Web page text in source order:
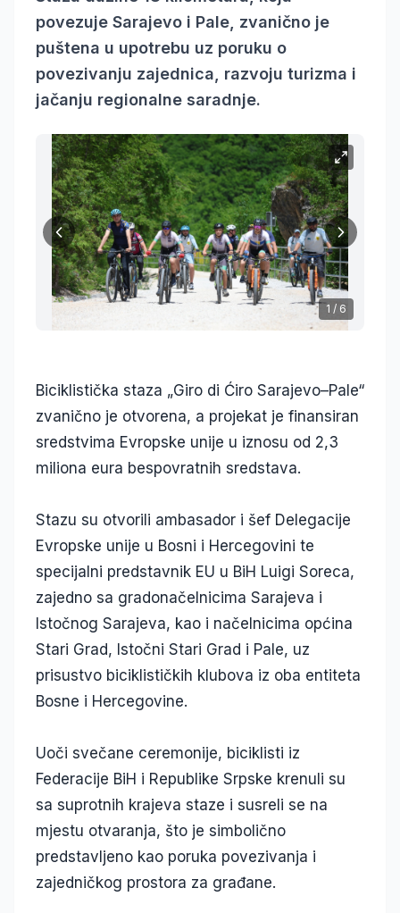
povezuje Sarajevo i Pale, zvanično je
puštena u upotrebu uz poruku o
povezivanju zajednica, razvoju turizma i
jačanju regionalne saradnje.
1 / 6
Biciklistička staza „Giro di Ćiro Sarajevo–Pale“
zvanično je otvorena, a projekat je finansiran
sredstvima Evropske unije u iznosu od 2,3
miliona eura bespovratnih sredstava.
Stazu su otvorili ambasador i šef Delegacije
Evropske unije u Bosni i Hercegovini te
specijalni predstavnik EU u BiH Luigi Soreca,
zajedno sa gradonačelnicima Sarajeva i
Istočnog Sarajeva, kao i načelnicima općina
Stari Grad, Istočni Stari Grad i Pale, uz
prisustvo biciklističkih klubova iz oba entiteta
Bosne i Hercegovine.
Uoči svečane ceremonije, biciklisti iz
Federacije BiH i Republike Srpske krenuli su
sa suprotnih krajeva staze i susreli se na
mjestu otvaranja, što je simbolično
predstavljeno kao poruka povezivanja i
zajedničkog prostora za građane.